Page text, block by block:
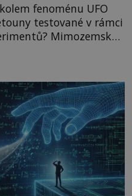
fenoménu UFO
testované v rámci
nám neznámý úkol?
po mostech
diskutují